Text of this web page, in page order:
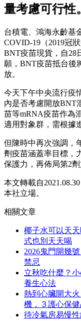
量考慮可行性。
台積電、鴻海永齡基
COVID-19（2019冠
BNT疫苗現貨，自28
願，BNT疫苗抵台後
放。
今天下午中央流行疫
內是否考慮開放BNT
苗等mRNA疫苗作為
適用對象群，需根據
但陳時中再次強調，
劑疫苗涵蓋率目標，
保護力，再佈局第2
本文轉載自
本社立場。
相關文章
椰子水可以天
式也別天天喝
2026鬼門開幾
禁忌
立秋吃什麼？
養生心法
熱到心臟開大
機，３護心保
待冷氣房易慢